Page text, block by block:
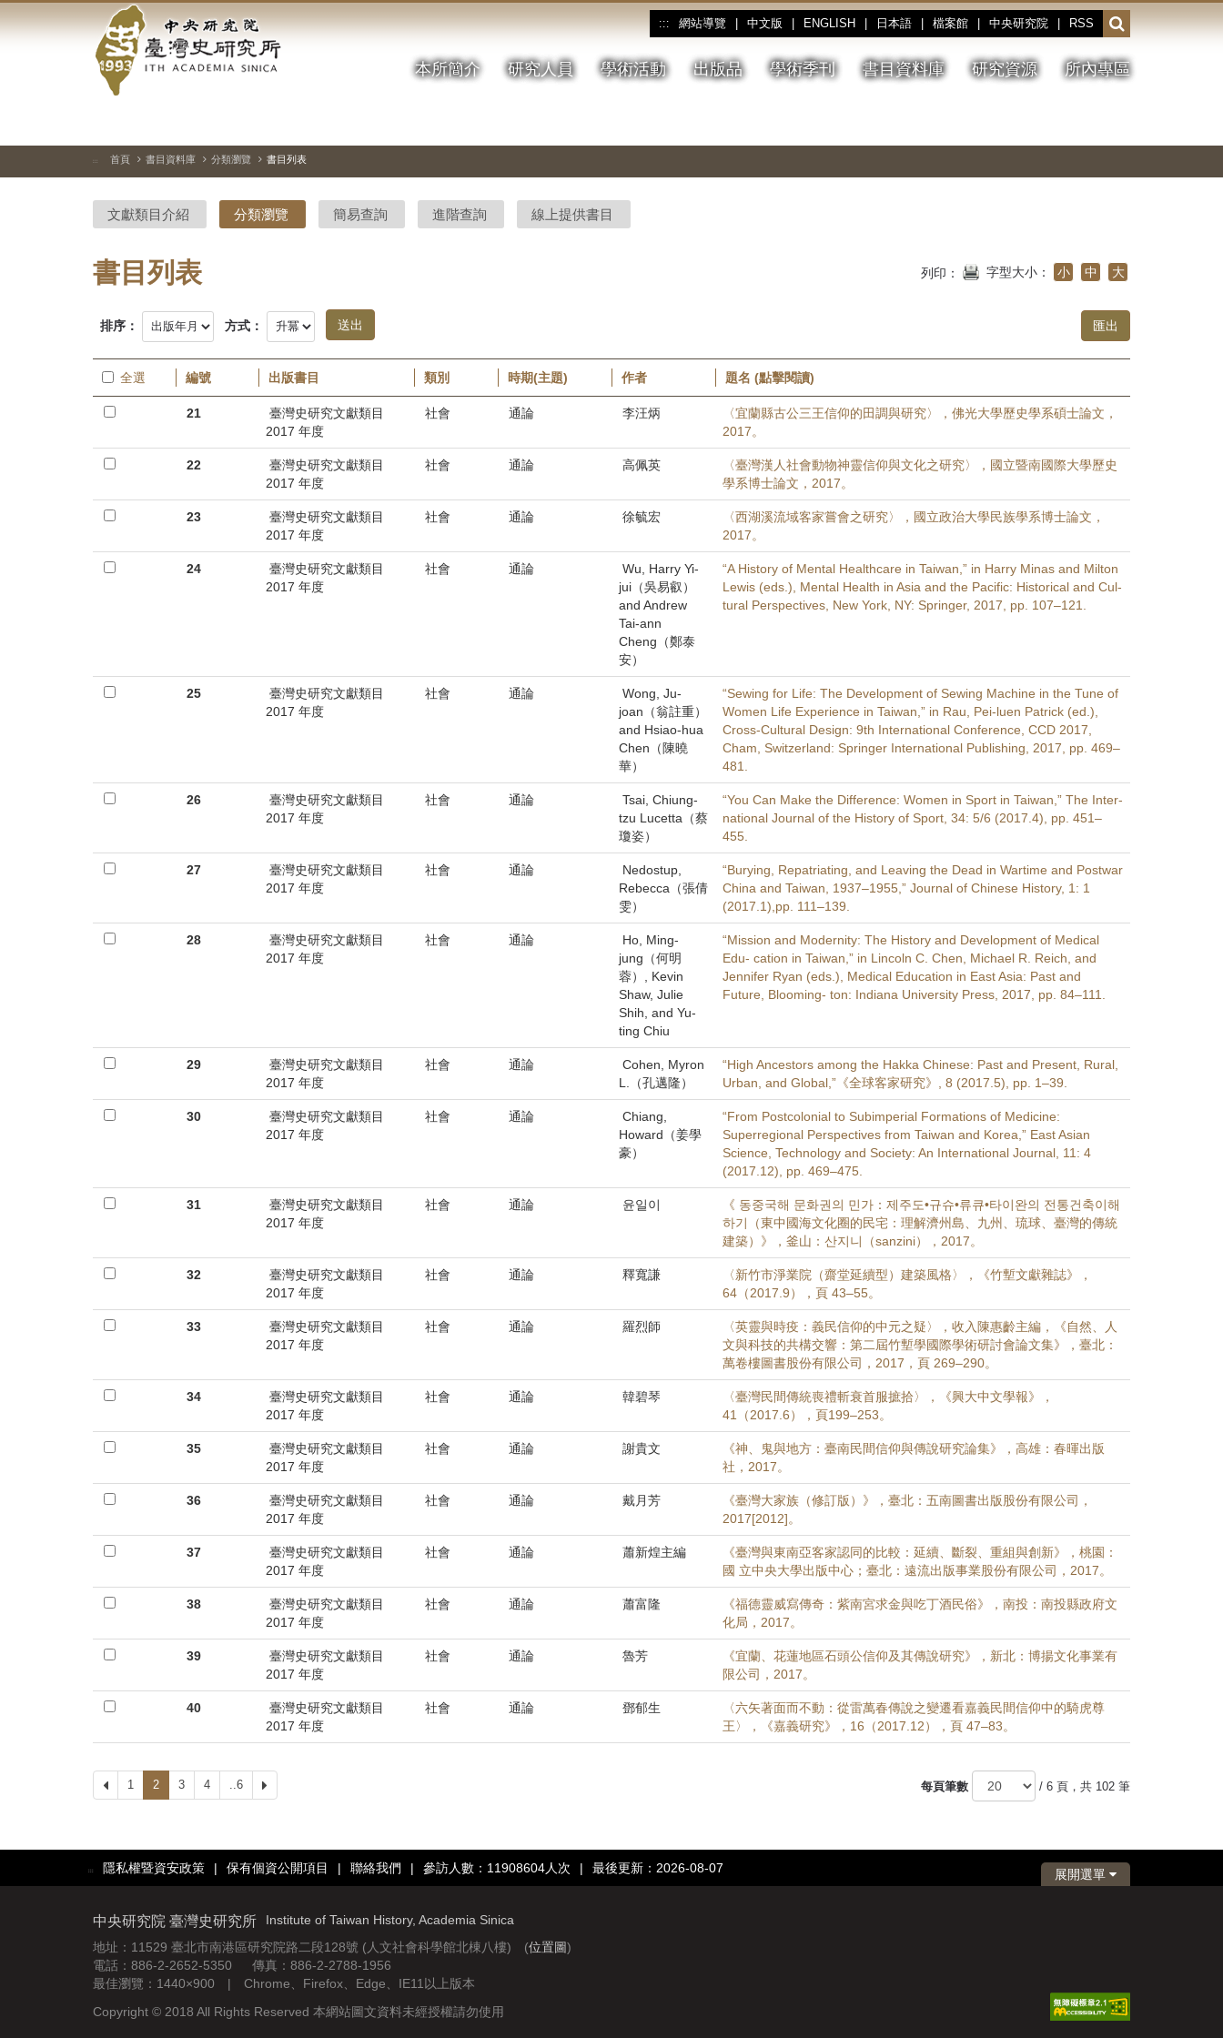
到
中
央
研
院-
臺
灣
史
究
所-
首
頁
::: 網站導覽 中文版 ENGLISH 日本語 檔案館 中央研究院 RSS
開
啟
或
收
本所簡介 研究人員 學術活動 出版品 學術季刊 書目資料庫 研究資源 所內專區
停、
圖
圖
結
::: 首頁 書目資料庫 分類瀏覽 書目列表
文獻類目介紹 分類瀏覽 簡易查詢 進階查詢 線上提供書目
書目列表 列印： 字型大小： 小 中 大
排序： 方式：
全選 編號 出版書目 類別 時期(主題) 作者 題名 (點擊閱讀)
21
臺灣史研究文獻類目
2017 年度
社會 通論 李汪炳
〈宜蘭縣古公三王信仰的田調與研究〉，佛光大學歷史學系碩士論文，
2017。
22
臺灣史研究文獻類目
2017 年度
社會 通論 高佩英
〈臺灣漢人社會動物神靈信仰與文化之研究〉，國立暨南國際大學歷史
學系博士論文，2017。
23
臺灣史研究文獻類目
2017 年度
社會 通論 徐毓宏
〈西湖溪流域客家嘗會之研究〉，國立政治大學民族學系博士論文，
2017。
24
臺灣史研究文獻類目
2017 年度
社會 通論
Wu, Harry Yi-
jui（吳易叡）
and Andrew
Tai-ann
Cheng（鄭泰
安）
“A History of Mental Healthcare in Taiwan,” in Harry Minas and Milton
Lewis (eds.), Mental Health in Asia and the Pacific: Historical and Cul-
tural Perspectives, New York, NY: Springer, 2017, pp. 107–121.
25
臺灣史研究文獻類目
2017 年度
社會 通論
Wong, Ju-
joan（翁註重）
and Hsiao-hua
Chen（陳曉
華）
“Sewing for Life: The Development of Sewing Machine in the Tune of
Women Life Experience in Taiwan,” in Rau, Pei-luen Patrick (ed.),
Cross-Cultural Design: 9th International Conference, CCD 2017,
Cham, Switzerland: Springer International Publishing, 2017, pp. 469–
481.
26
臺灣史研究文獻類目
2017 年度
社會 通論
Tsai, Chiung-
tzu Lucetta（蔡
瓊姿）
“You Can Make the Difference: Women in Sport in Taiwan,” The Inter-
national Journal of the History of Sport, 34: 5/6 (2017.4), pp. 451–
455.
27
臺灣史研究文獻類目
2017 年度
社會 通論
Nedostup,
Rebecca（張倩
雯）
“Burying, Repatriating, and Leaving the Dead in Wartime and Postwar
China and Taiwan, 1937–1955,” Journal of Chinese History, 1: 1
(2017.1),pp. 111–139.
28
臺灣史研究文獻類目
2017 年度
社會 通論
Ho, Ming-
jung（何明
蓉）, Kevin
Shaw, Julie
Shih, and Yu-
ting Chiu
“Mission and Modernity: The History and Development of Medical
Edu- cation in Taiwan,” in Lincoln C. Chen, Michael R. Reich, and
Jennifer Ryan (eds.), Medical Education in East Asia: Past and
Future, Blooming- ton: Indiana University Press, 2017, pp. 84–111.
29
臺灣史研究文獻類目
2017 年度
社會 通論
Cohen, Myron
L.（孔邁隆）
“High Ancestors among the Hakka Chinese: Past and Present, Rural,
Urban, and Global,”《全球客家研究》, 8 (2017.5), pp. 1–39.
30
臺灣史研究文獻類目
2017 年度
社會 通論
Chiang,
Howard（姜學
豪）
“From Postcolonial to Subimperial Formations of Medicine:
Superregional Perspectives from Taiwan and Korea,” East Asian
Science, Technology and Society: An International Journal, 11: 4
(2017.12), pp. 469–475.
31
臺灣史研究文獻類目
2017 年度
社會 通論 윤일이
《 동중국해 문화권의 민가：제주도•규슈•류큐•타이완의 전통건축이해
하기（東中國海文化圈的民宅：理解濟州島、九州、琉球、臺灣的傳統
建築）》，釜山：산지니（sanzini），2017。
32
臺灣史研究文獻類目
2017 年度
社會 通論 釋寬謙
〈新竹市淨業院（齋堂延續型）建築風格〉，《竹塹文獻雜誌》，
64（2017.9），頁 43–55。
33
臺灣史研究文獻類目
2017 年度
社會 通論 羅烈師
〈英靈與時疫：義民信仰的中元之疑〉，收入陳惠齡主編，《自然、人
文與科技的共構交響：第二屆竹塹學國際學術研討會論文集》，臺北：
萬卷樓圖書股份有限公司，2017，頁 269–290。
34
臺灣史研究文獻類目
2017 年度
社會 通論 韓碧琴
〈臺灣民間傳統喪禮斬衰首服摭拾〉，《興大中文學報》，
41（2017.6），頁199–253。
35
臺灣史研究文獻類目
2017 年度
社會 通論 謝貴文
《神、鬼與地方：臺南民間信仰與傳說研究論集》，高雄：春暉出版
社，2017。
36
臺灣史研究文獻類目
2017 年度
社會 通論 戴月芳
《臺灣大家族（修訂版）》，臺北：五南圖書出版股份有限公司，
2017[2012]。
37
臺灣史研究文獻類目
2017 年度
社會 通論 蕭新煌主編
《臺灣與東南亞客家認同的比較：延續、斷裂、重組與創新》，桃園：
國 立中央大學出版中心；臺北：遠流出版事業股份有限公司，2017。
38
臺灣史研究文獻類目
2017 年度
社會 通論 蕭富隆
《福德靈威寫傳奇：紫南宮求金與吃丁酒民俗》，南投：南投縣政府文
化局，2017。
39
臺灣史研究文獻類目
2017 年度
社會 通論 魯芳
《宜蘭、花蓮地區石頭公信仰及其傳說研究》，新北：博揚文化事業有
限公司，2017。
40
臺灣史研究文獻類目
2017 年度
社會 通論 鄧郁生
〈六矢著面而不動：從雷萬春傳說之變遷看嘉義民間信仰中的騎虎尊
王〉，《嘉義研究》，16（2017.12），頁 47–83。
上
一
1 2 3 4 ..6
一
每頁筆數 / 6 頁，共 102 筆
::: 隱私權暨資安政策 | 保有個資公開項目 | 聯絡我們 | 參訪人數：11908604人次 | 最後更新：2026-08-07 展開選單
中央研究院 臺灣史研究所
Institute of Taiwan History, Academia Sinica
地址：11529 臺北市南港區研究院路二段128號 (人文社會科學館北棟八樓) (位置圖)
電話：886-2-2652-5350 傳真：886-2-2788-1956
最佳瀏覽：1440×900 | Chrome、Firefox、Edge、IE11以上版本
Copyright © 2018 All Rights Reserved 本網站圖文資料未經授權請勿使用